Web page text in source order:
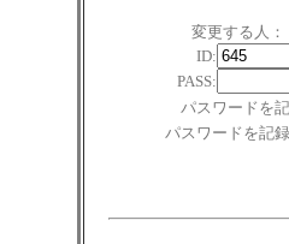
変更する人：
ID:
PASS:
パスワードを
パスワードを記